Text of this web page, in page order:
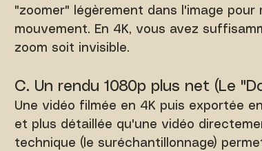
"zoomer" légèrement dans l'image
mouvement. En 4K, vous avez
zoom soit invisible.
C. Un rendu 1080p plus net (Le
Une vidéo filmée en 4K puis exportée
et plus détaillée qu'une vidéo
technique (le suréchantillonnage)